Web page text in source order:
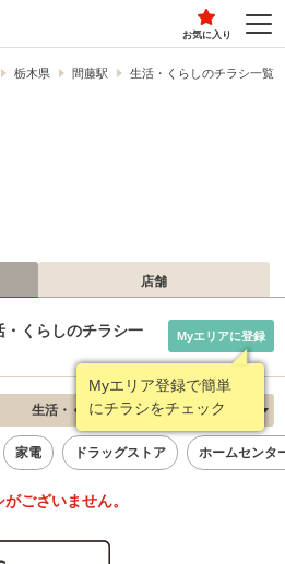
お気に入り
栃木県 間藤駅 生活・くらしのチラシ一覧
店舗
・くらしのチラシ一
Myエリア登録で簡単
にチラシをチェック
Myエリアに登録
生活・くらし 新着順
家電 ドラッグストア ホームセンタ
ございません。